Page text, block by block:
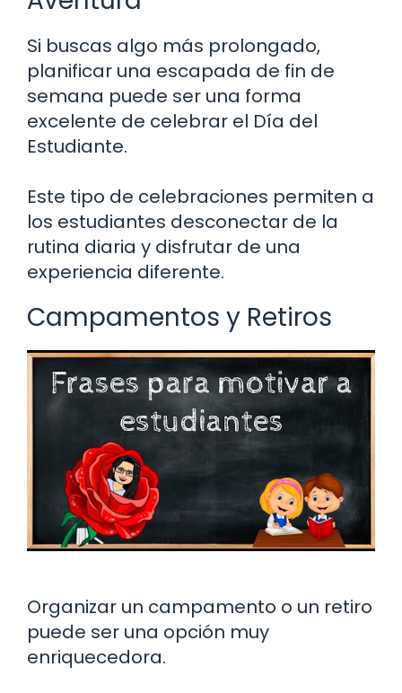
Si buscas algo más prolongado,
planificar una escapada de fin de
semana puede ser una forma
excelente de celebrar el Día del
Estudiante.
Este tipo de celebraciones permiten a
los estudiantes desconectar de la
rutina diaria y disfrutar de una
experiencia diferente.
Campamentos y Retiros
Organizar un campamento o un retiro
puede ser una opción muy
enriquecedora.